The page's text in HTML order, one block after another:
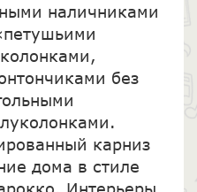
наличниками
без
карниз
дома в стиле
Интерьеры